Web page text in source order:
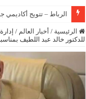
الرباط – تتويج
الرئيسية / أخبار العالم /
للدكتور خالد عبد اللطيف